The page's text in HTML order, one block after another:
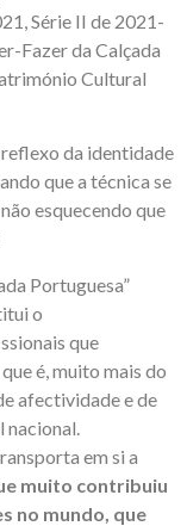
Série II de 2021-
Fazer da Calçada
Cultural
da identidade
que a técnica se
esquecendo que
Portuguesa”
o
que
é, muito mais do
afectividade e de
em si a
muito contribuiu
no mundo, que